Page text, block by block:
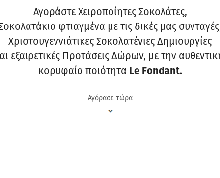
Αγοράστε Χειροποίητες Σοκολάτες,
φτιαγμένα με τις δικές μας
Χριστουγεννιάτικες Σοκολατένιες Δημιουργίες
εξαιρετικές Προτάσεις Δώρων, με την
κορυφαία ποιότητα Le Fondant.
Αγόρασε τώρα